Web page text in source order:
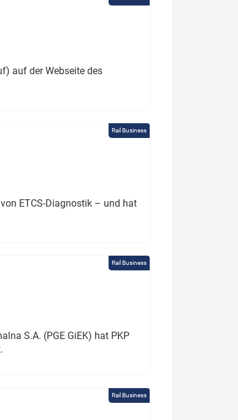
auf der Webseite des
Rail Business
ETCS-Diagnostik – und hat
Rail Business
S.A. (PGE GiEK) hat PKP
Rail Business